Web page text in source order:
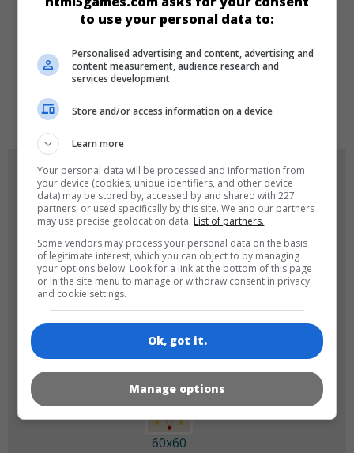
DILLER
de tr en
OYUN RESIMLERI
180x180 120x120
60x60
to use your personal data to:
Personalised advertising and content, advertising and
content measurement, audience research and
services development
Store and/or access information on a device
Learn more
Your personal data will be processed and information from
your device (cookies, unique identifiers, and other device
data) may be stored by, accessed by and shared with 227
partners, or used specifically by this site. We and our partners
may use precise geolocation data. List of partners.
Some vendors may process your personal data on the basis
of legitimate interest, which you can object to by managing
your options below. Look for a link at the bottom of this page
or in the site menu to manage or withdraw consent in privacy
and cookie settings.
Ok, got it.
Manage options